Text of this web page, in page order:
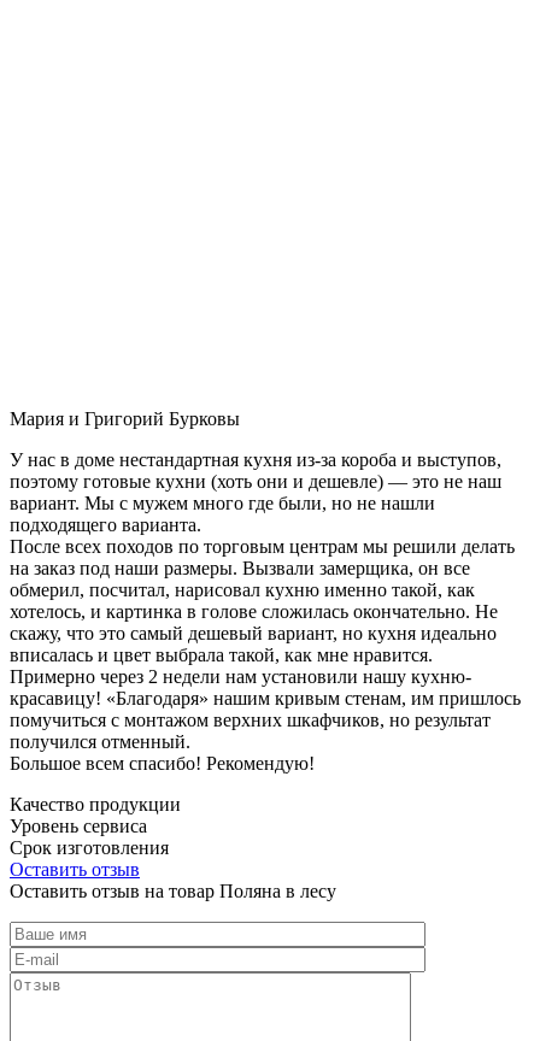
Мария и Григорий Бурковы
У нас в доме нестандартная кухня из-за короба и выступов,
поэтому готовые кухни (хоть они и дешевле) — это не наш
вариант. Мы с мужем много где были, но не нашли
подходящего варианта.
После всех походов по торговым центрам мы решили делать
на заказ под наши размеры. Вызвали замерщика, он все
обмерил, посчитал, нарисовал кухню именно такой, как
хотелось, и картинка в голове сложилась окончательно. Не
скажу, что это самый дешевый вариант, но кухня идеально
вписалась и цвет выбрала такой, как мне нравится.
Примерно через 2 недели нам установили нашу кухню-
красавицу! «Благодаря» нашим кривым стенам, им пришлось
помучиться с монтажом верхних шкафчиков, но результат
получился отменный.
Большое всем спасибо! Рекомендую!
Качество продукции
Уровень сервиса
Срок изготовления
Оставить отзыв
Оставить отзыв на товар Поляна в лесу